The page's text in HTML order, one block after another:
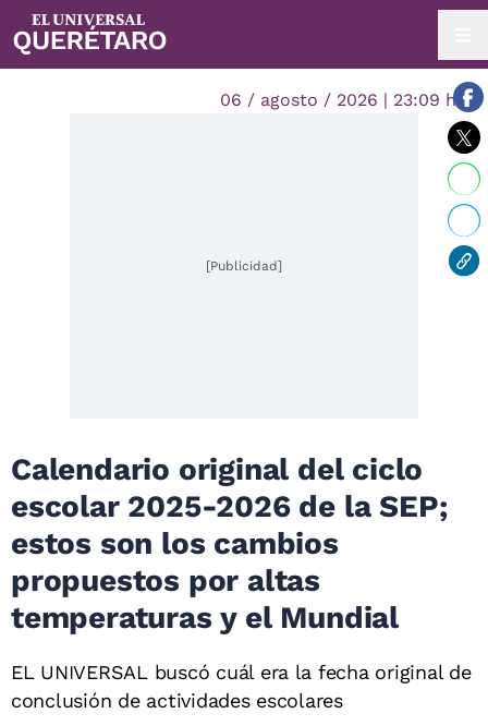
06 / agosto / 2026 | 23:09 hrs.
[Publicidad]
Calendario original del ciclo
escolar 2025-2026 de la SEP;
estos son los cambios
propuestos por altas
temperaturas y el Mundial
EL UNIVERSAL buscó cuál era la fecha original de
conclusión de actividades escolares